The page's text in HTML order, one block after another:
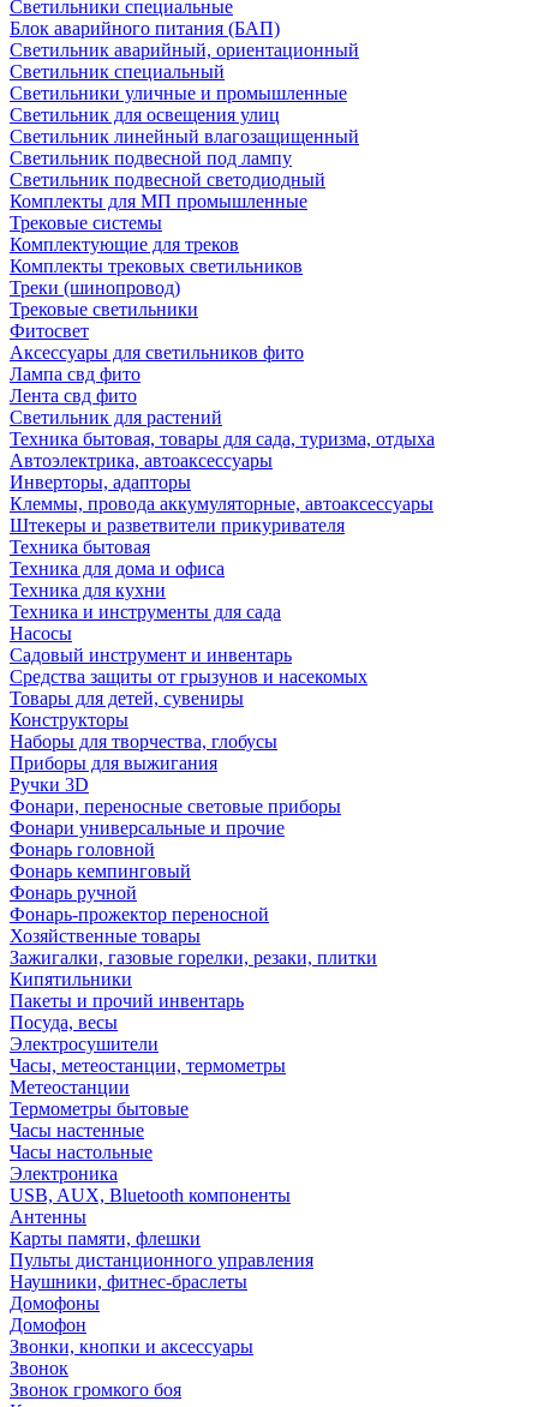
Светильники специальные
Блок аварийного питания (БАП)
Светильник аварийный, ориентационный
Светильник специальный
Светильники уличные и промышленные
Светильник для освещения улиц
Светильник линейный влагозащищенный
Светильник подвесной под лампу
Светильник подвесной светодиодный
Комплекты для МП промышленные
Трековые системы
Комплектующие для треков
Комплекты трековых светильников
Треки (шинопровод)
Трековые светильники
Фитосвет
Аксессуары для светильников фито
Лампа свд фито
Лента свд фито
Светильник для растений
Техника бытовая, товары для сада, туризма, отдыха
Автоэлектрика, автоаксессуары
Инверторы, адапторы
Клеммы, провода аккумуляторные, автоаксессуары
Штекеры и разветвители прикуривателя
Техника бытовая
Техника для дома и офиса
Техника для кухни
Техника и инструменты для сада
Насосы
Садовый инструмент и инвентарь
Средства защиты от грызунов и насекомых
Товары для детей, сувениры
Конструкторы
Наборы для творчества, глобусы
Приборы для выжигания
Ручки 3D
Фонари, переносные световые приборы
Фонари универсальные и прочие
Фонарь головной
Фонарь кемпинговый
Фонарь ручной
Фонарь-прожектор переносной
Хозяйственные товары
Зажигалки, газовые горелки, резаки, плитки
Кипятильники
Пакеты и прочий инвентарь
Посуда, весы
Электросушители
Часы, метеостанции, термометры
Метеостанции
Термометры бытовые
Часы настенные
Часы настольные
Электроника
USB, AUX, Bluetooth компоненты
Антенны
Карты памяти, флешки
Пульты дистанционного управления
Наушники, фитнес-браслеты
Домофоны
Домофон
Звонки, кнопки и аксессуары
Звонок
Звонок громкого боя